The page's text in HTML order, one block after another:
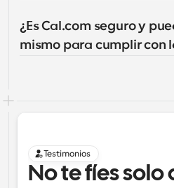
¿Es Cal.com seguro y
mismo para cumplir con
Testimonios
No te fíes solo